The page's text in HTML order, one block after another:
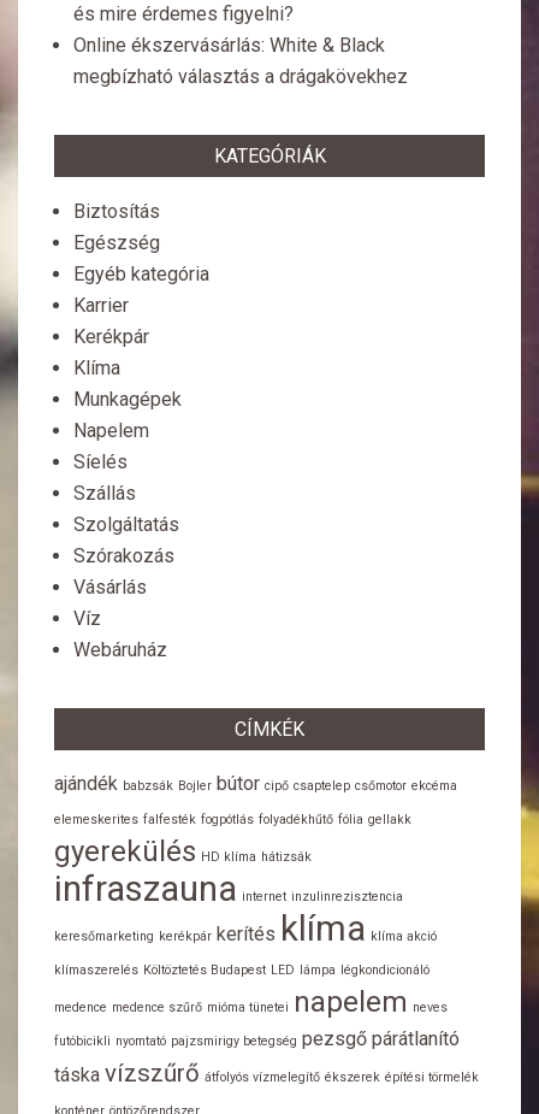
és mire érdemes figyelni?
Online ékszervásárlás: White & Black
megbízható választás a drágakövekhez
KATEGÓRIÁK
Biztosítás
Egészség
Egyéb kategória
Karrier
Kerékpár
Klíma
Munkagépek
Napelem
Síelés
Szállás
Szolgáltatás
Szórakozás
Vásárlás
Víz
Webáruház
CÍMKÉK
ajándék babzsák Bojler bútor cipő csaptelep csőmotor ekcéma
elemeskerites falfesték fogpótlás folyadékhűtő fólia gellakk
gyerekülés HD klíma hátizsák
infraszauna internet inzulinrezisztencia
keresőmarketing kerékpár kerítés klíma klíma akció
klímaszerelés Költöztetés Budapest LED lámpa légkondicionáló
medence medence szűrő mióma tünetei napelem neves
futóbicikli nyomtató pajzsmirigy betegség pezsgő párátlanító
táska vízszűrő átfolyós vízmelegítő ékszerek építési törmelék